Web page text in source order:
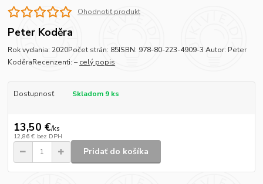
Ohodnotiť produkt
Peter Koděra
Rok vydania: 2020Počet strán: 85ISBN: 978-80-223-4909-3 Autor: Peter
KoděraRecenzenti: – celý popis
Dostupnosť Skladom 9 ks
13,50 €/ks
12,86 € bez DPH
Pridať do košíka